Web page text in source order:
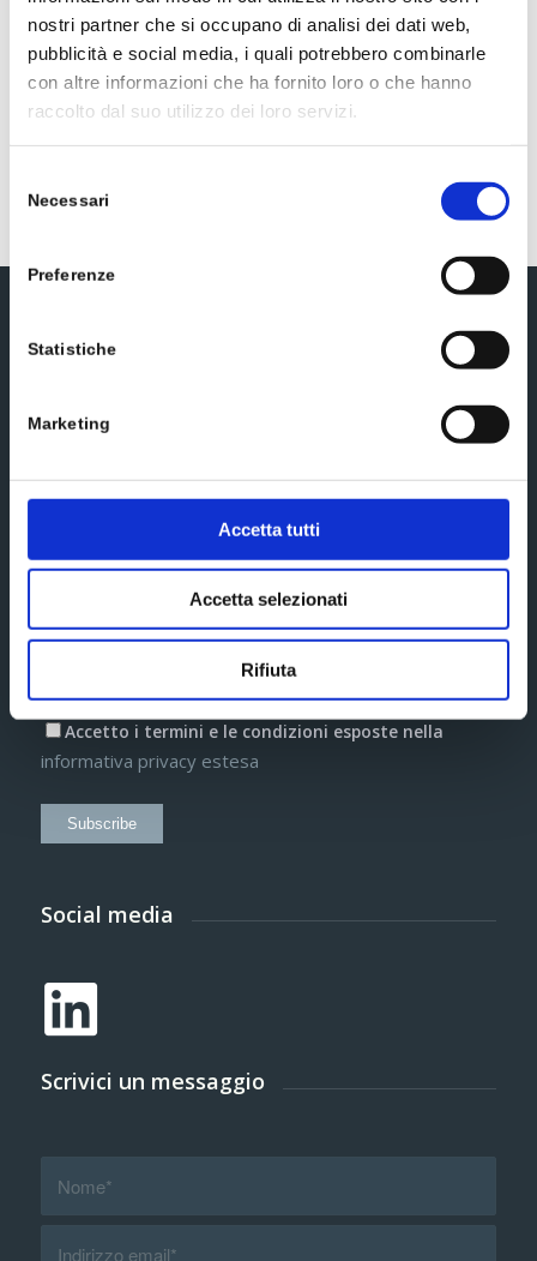
nostri partner che si occupano di analisi dei dati web,
pubblicità e social media, i quali potrebbero combinarle
con altre informazioni che ha fornito loro o che hanno
raccolto dal suo utilizzo dei loro servizi.
delNecessari
Preferenze
Statistiche
Marketing
Accetta tutti
Accetta selezionati
Rifiuta
Castagno
Carpino
Iscriviti alla newsletter
Informazioni aggiuntive*
Accetto i termini e le condizioni esposte nella
informativa privacy estesa
Subscribe
Social media
Scrivici un messaggio